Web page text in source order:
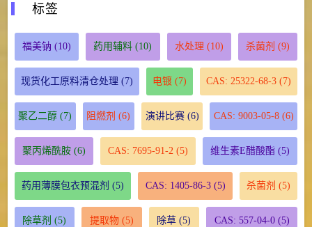
标签
福美钠 (10) 药用辅料 (10) 水处理 (10) 杀菌剂 (9)
现货化工原料清仓处理 (7) 电镀 (7) CAS: 25322-68-3 (7)
聚乙二醇 (7) 阻燃剂 (6) 演讲比赛(6) CAS: 9003-05-8(6)
聚丙烯酰胺(6) CAS: 7695-91-2 (5) 维生素E醋酸酯 (5)
药用薄膜包衣预混剂 (5) CAS: 1405-86-3(5) 杀菌剂 (5)
除草剂 (5) 提取物(5) 除草 (5) CAS: 557-04-0(5)